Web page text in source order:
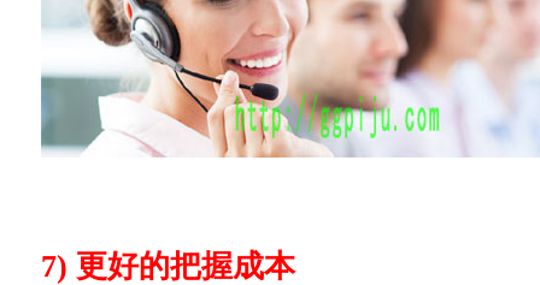
7) 更好的把握成本